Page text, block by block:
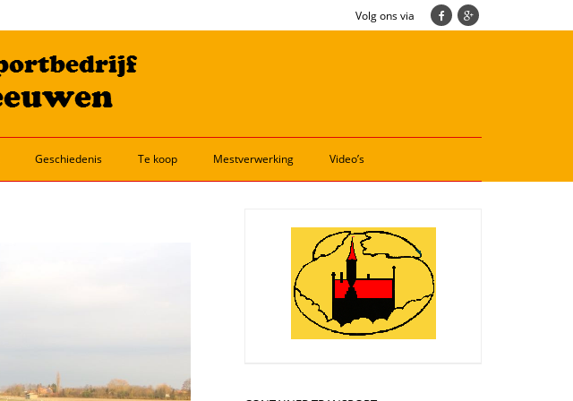
Volg ons via
Geschiedenis Te koop Mestverwerking Video’s